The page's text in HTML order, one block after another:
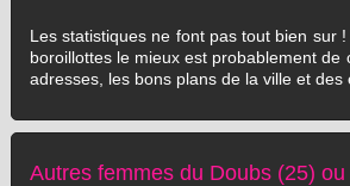
Les statistiques ne font pas tout bien sur
boroillottes le mieux est probablement de
adresses, les bons plans de la ville et des
Autres femmes du Doubs (25)